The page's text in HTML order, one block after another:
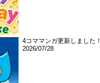
4コママンガ更新しました！
2026/07/28